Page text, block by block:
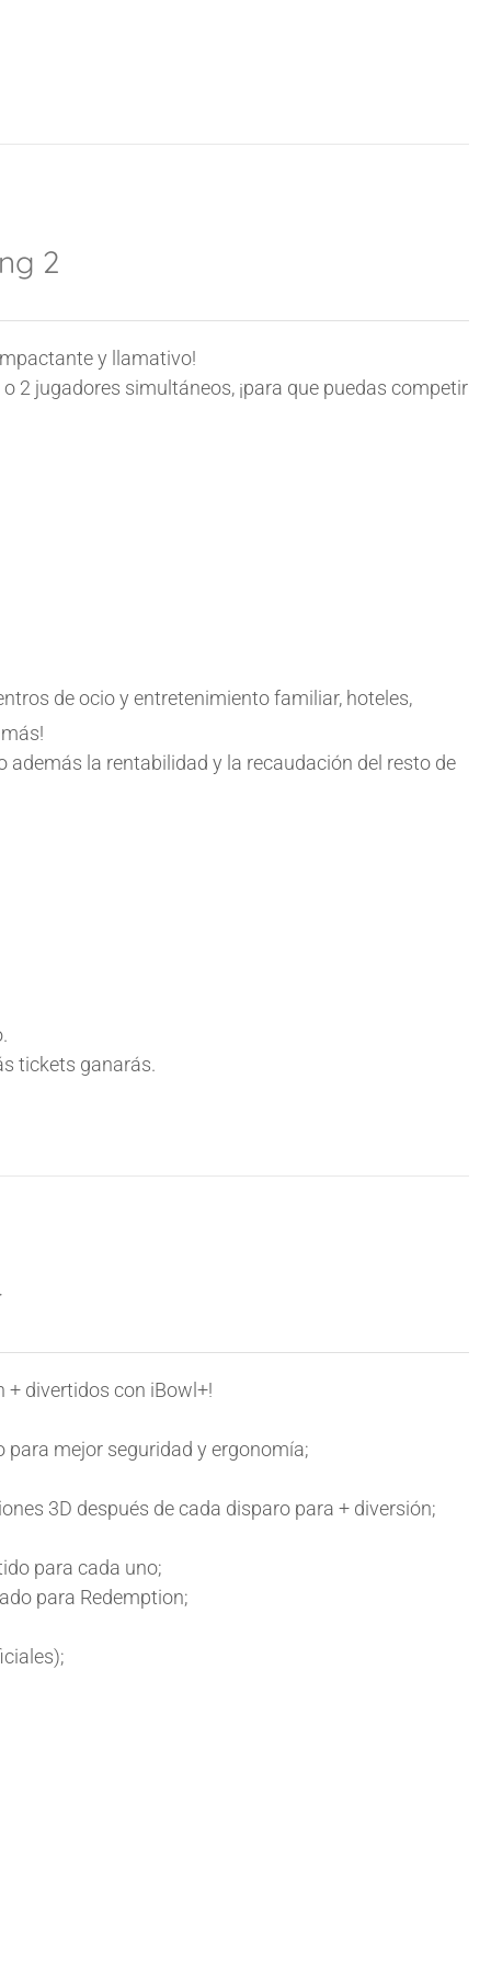
2
y llamativo!
2 jugadores simultáneos, ¡para que puedas competir
de ocio y entretenimiento familiar, hoteles,
la rentabilidad y la recaudación del resto de
tickets ganarás.
+ divertidos con iBowl+!
mejor seguridad y ergonomía;
3D después de cada disparo para + diversión;
para cada uno;
para Redemption;